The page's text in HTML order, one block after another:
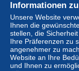
Informationen
Unsere Website
Ihnen die
stellen, die
Ihre Präferenzen zu
angenehmer zu
Website an Ihre
und Ihnen zu
Online-Hilfe
Auf Delcampe
Auf Delcampe
Eine sichere Website